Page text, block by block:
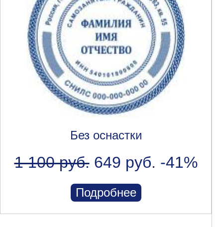
Без оснастки
1 100 руб.649 руб. -41%
Подробнее